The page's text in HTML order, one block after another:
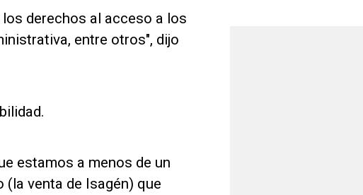
derechos al acceso a los
entre otros", dijo
estamos a menos de un
venta de Isagén) que